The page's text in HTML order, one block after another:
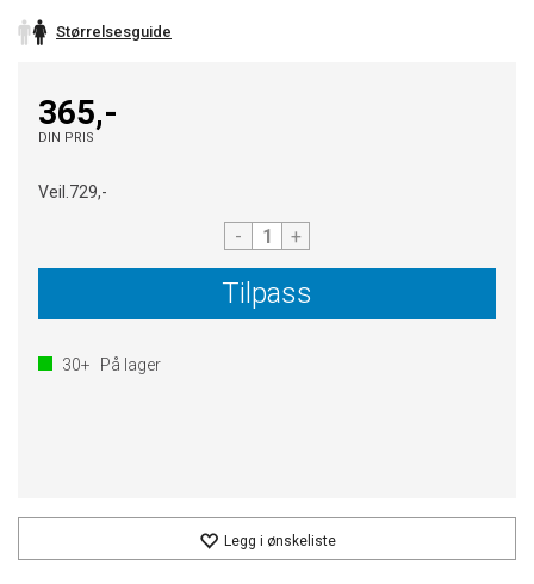
Størrelsesguide
365,-
DIN PRIS
Veil. 729,-
- +
Tilpass
30+ På lager
Legg i ønskeliste